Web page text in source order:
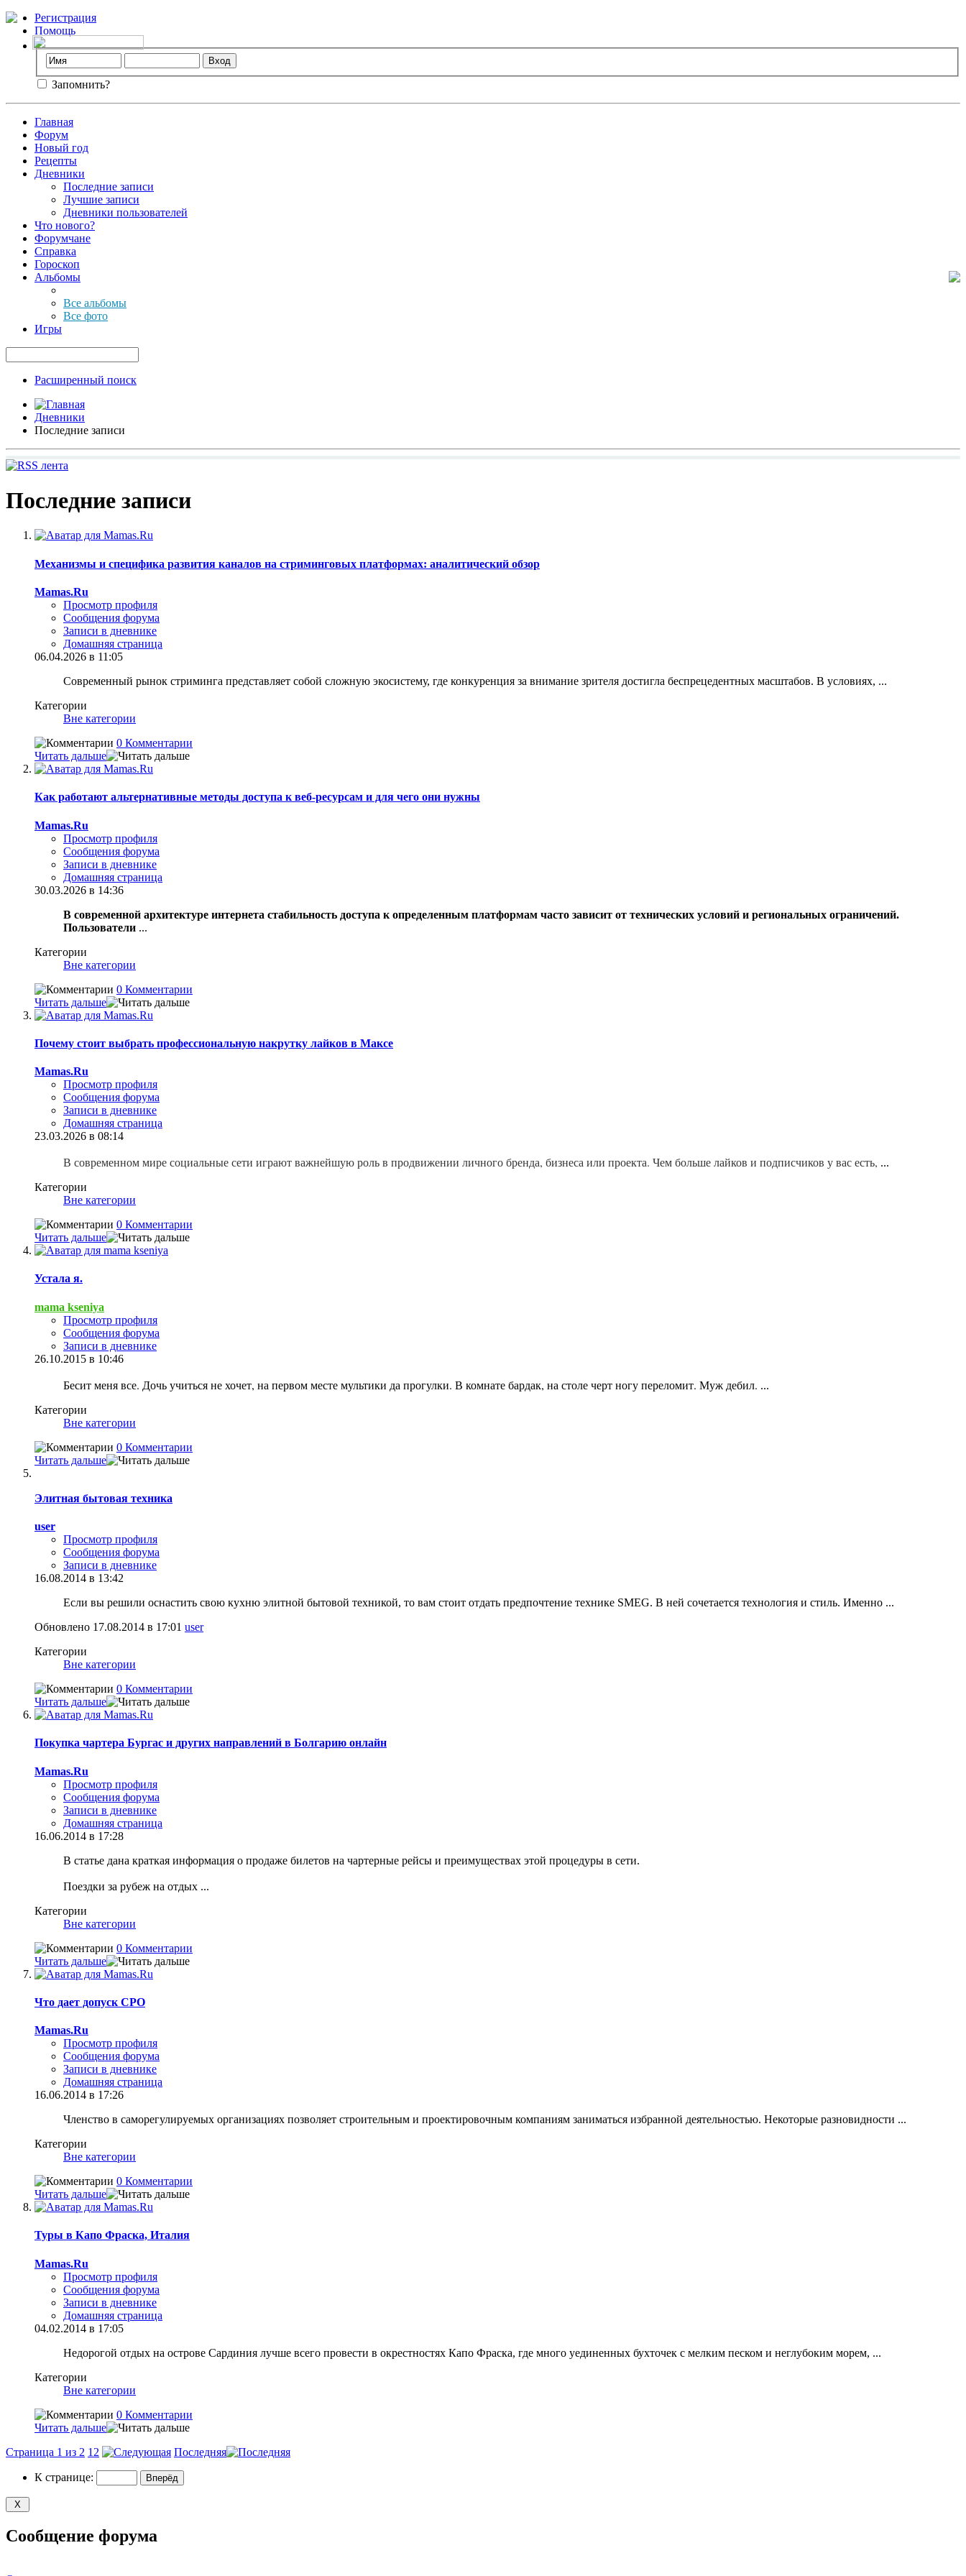
Регистрация
Помощь
Запомнить?
Главная
Форум
Новый год
Рецепты
Дневники
Последние записи
Лучшие записи
Дневники пользователей
Что нового?
Форумчане
Справка
Гороскоп
Альбомы
Все альбомы
Все фото
Игры
Расширенный поиск
Дневники
Последние записи
Последние записи
Механизмы и специфика развития каналов на стриминговых платформах: аналитический обзор
Mamas.Ru
Просмотр профиля
Сообщения форума
Записи в дневнике
Домашняя страница
06.04.2026 в 11:05
Современный рынок стриминга представляет собой сложную экосистему, где конкуренция за внимание зрителя достигла беспрецедентных масштабов. В условиях, ...
Категории
Вне категории
0 Комментарии
Читать дальше
Как работают альтернативные методы доступа к веб-ресурсам и для чего они нужны
Mamas.Ru
Просмотр профиля
Сообщения форума
Записи в дневнике
Домашняя страница
30.03.2026 в 14:36
В современной архитектуре интернета стабильность доступа к определенным платформам часто зависит от технических условий и региональных ограничений.
Пользователи ...
Категории
Вне категории
0 Комментарии
Читать дальше
Почему стоит выбрать профессиональную накрутку лайков в Максе
Mamas.Ru
Просмотр профиля
Сообщения форума
Записи в дневнике
Домашняя страница
23.03.2026 в 08:14
В современном мире социальные сети играют важнейшую роль в продвижении личного бренда, бизнеса или проекта. Чем больше лайков и подписчиков у вас есть, ...
Категории
Вне категории
0 Комментарии
Читать дальше
Устала я.
mama kseniya
Просмотр профиля
Сообщения форума
Записи в дневнике
26.10.2015 в 10:46
Бесит меня все. Дочь учиться не хочет, на первом месте мультики да прогулки. В комнате бардак, на столе черт ногу переломит. Муж дебил. ...
Категории
Вне категории
0 Комментарии
Читать дальше
Элитная бытовая техника
user
Просмотр профиля
Сообщения форума
Записи в дневнике
16.08.2014 в 13:42
Если вы решили оснастить свою кухню элитной бытовой техникой, то вам стоит отдать предпочтение технике SMEG. В ней сочетается технология и стиль. Именно ...
Обновлено 17.08.2014 в 17:01 user
Категории
Вне категории
0 Комментарии
Читать дальше
Покупка чартера Бургас и других направлений в Болгарию онлайн
Mamas.Ru
Просмотр профиля
Сообщения форума
Записи в дневнике
Домашняя страница
16.06.2014 в 17:28
В статье дана краткая информация о продаже билетов на чартерные рейсы и преимуществах этой процедуры в сети.
Поездки за рубеж на отдых ...
Категории
Вне категории
0 Комментарии
Читать дальше
Что дает допуск СРО
Mamas.Ru
Просмотр профиля
Сообщения форума
Записи в дневнике
Домашняя страница
16.06.2014 в 17:26
Членство в саморегулируемых организациях позволяет строительным и проектировочным компаниям заниматься избранной деятельностью. Некоторые разновидности ...
Категории
Вне категории
0 Комментарии
Читать дальше
Туры в Капо Фраска, Италия
Mamas.Ru
Просмотр профиля
Сообщения форума
Записи в дневнике
Домашняя страница
04.02.2014 в 17:05
Недорогой отдых на острове Сардиния лучше всего провести в окрестностях Капо Фраска, где много уединенных бухточек с мелким песком и неглубоким морем, ...
Категории
Вне категории
0 Комментарии
Читать дальше
Страница 1 из 2 1 2 Последняя
К странице:
Сообщение форума